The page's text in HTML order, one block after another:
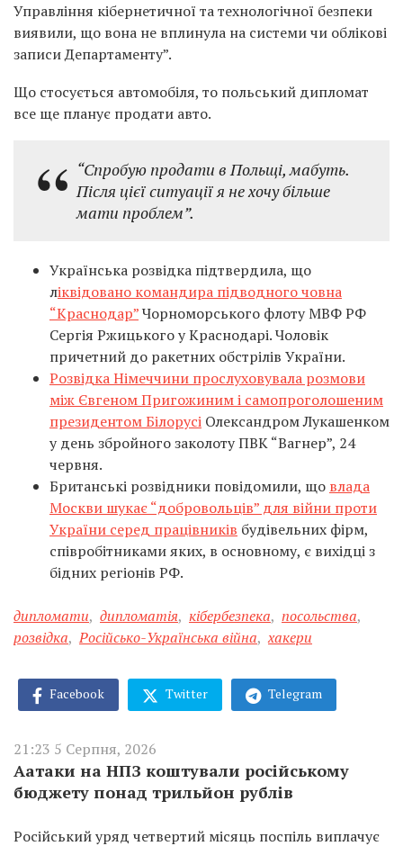
Управління кібернетичної та технологічної безпеки
виявили, що вона не вплинула на системи чи облікові
записи Департаменту”.
Що стосується автомобіля, то польський дипломат
все ще планує продати авто.
“Спробую продати в Польщі, мабуть.
Після цієї ситуації я не хочу більше
мати проблем”.
Українська розвідка підтвердила, що
ліквідовано командира підводного човна
“Краснодар”Чорноморського флоту МВФ РФ
Сергія Ржицького у Краснодарі. Чоловік
причетний до ракетних обстрілів України.
Розвідка Німеччини прослуховувала розмови
між Євгеном Пригожиним і самопроголошеним
президентом Білорусі Олександром Лукашенком
у день збройного заколоту ПВК “Вагнер”, 24
червня.
Британські розвідники повідомили, що влада
Москви шукає “добровольців” для війни проти
України серед працівників будівельних фірм,
співробітниками яких, в основному, є вихідці з
бідних регіонів РФ.
дипломати, дипломатія, кібербезпека, посольства,
розвідка, Російсько-Українська війна, хакери
Facebook Twitter Telegram
21:23 5 Серпня, 2026
Аатаки на НПЗ коштували російському
бюджету понад трильйон рублів
Російський уряд четвертий місяць поспіль виплачує